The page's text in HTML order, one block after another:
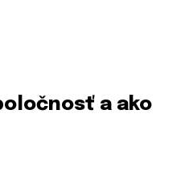
a ako